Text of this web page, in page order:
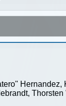
Hernandez,